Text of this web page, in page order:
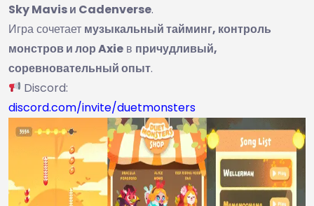
Sky Mavis и Cadenverse.
Игра сочетает музыкальный тайминг, контроль
монстров и лор Axie в причудливый,
соревновательный опыт.
Discord:
discord.com/invite/duetmonsters